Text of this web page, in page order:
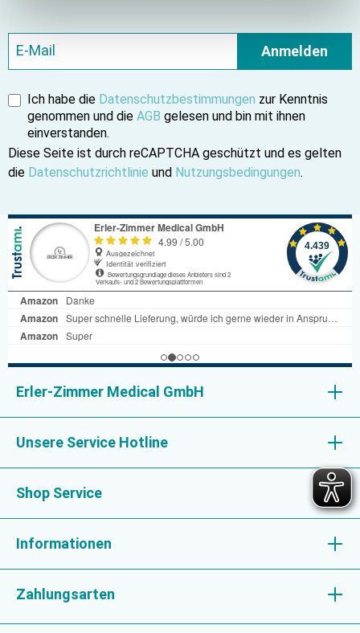
Anmelden
Ich habe die Datenschutzbestimmungen zur Kenntnis
genommen und die AGB gelesen und bin mit ihnen
einverstanden.
Diese Seite ist durch reCAPTCHA geschützt und es gelten
die Datenschutzrichtlinie und Nutzungsbedingungen.
Erler-Zimmer Medical GmbH
Unsere Service Hotline
Shop Service
Informationen
Zahlungsarten